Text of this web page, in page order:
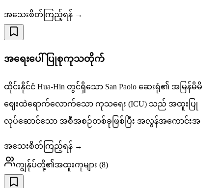
အသေးစိတ်ကြည့်ရန် →
အရေးပေါ်ပြုစုကုသတိုက်
ထိုင်းနိုင်ငံ Hua-Hin တွင်ရှိသော San Paolo ဆေးရုံ၏ အမြန်မိမိ
ဈေးထဲရောက်လောက်သော ကုသရေး (ICU) သည် အထူးပြု
လုပ်ဆောင်သော အစီအစဉ်တစ်ခုဖြစ်ပြီး အလွန်အကောင်းအ
အသေးစိတ်ကြည့်ရန် →
ကျွန်ုပ်တို့၏အထူးကုများ (8)